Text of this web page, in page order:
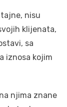
nisu
klijenata,
sa
iznosa kojim
njima znane